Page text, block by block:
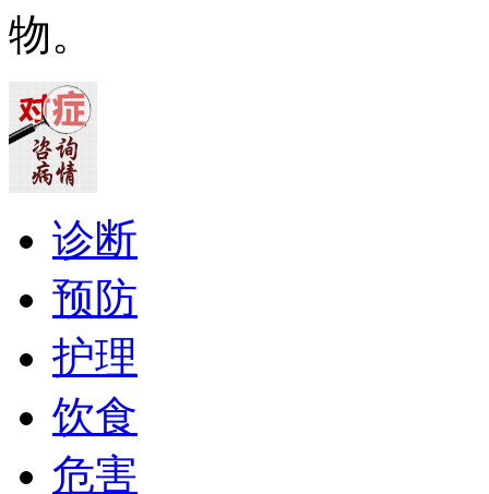
物。
诊断
预防
护理
饮食
危害